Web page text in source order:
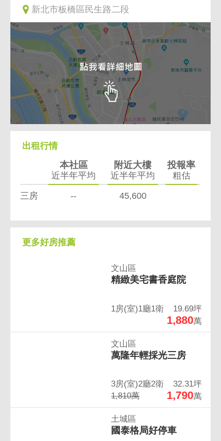
新北市板橋區民生路二段
出租行情
本社區
近半年平均
附近大樓
近半年平均
投報率
粗估
三房 -- 45,600
更多好房推薦
文山區
精緻美宅書香庭院
1房(室)1廳1衛 19.69坪
1,880萬
文山區
萬隆年輕採光三房
3房(室)2廳2衛
32.31坪
1,810萬
1,790萬
土城區
國泰格局好停車